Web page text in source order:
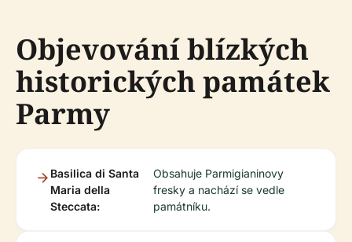
Objevování blízkých
historických památek
Parmy
Basilica di Santa
Maria della
Steccata:
Obsahuje Parmigianinovy
fresky a nachází se vedle
památníku.